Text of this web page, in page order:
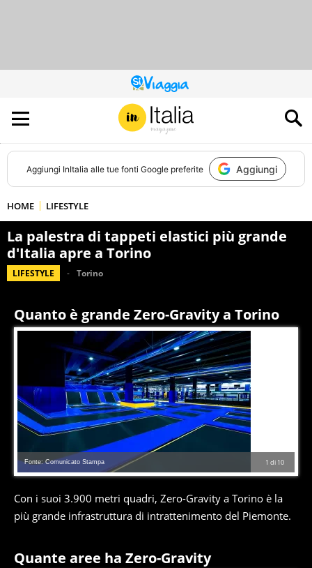
QUESTO
SITO
CONTRIBUISCE
ALL’AUDIENCE
DI
Aggiungi InItalia alle tue fonti Google preferite Aggiungi
HOME LIFESTYLE
La palestra di tappeti elastici più grande
d'Italia apre a Torino
LIFESTYLE Torino
Quanto è grande Zero-Gravity a Torino
1 di 10
Fonte: Comunicato Stampa
Con i suoi 3.900 metri quadri, Zero-Gravity a Torino è la
più grande infrastruttura di intrattenimento del Piemonte.
Quante aree ha Zero-Gravity